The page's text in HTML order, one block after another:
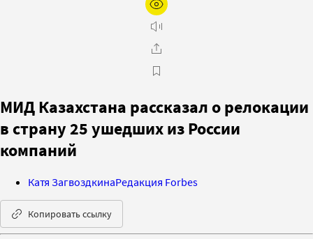
МИД Казахстана рассказал о релокации
в страну 25 ушедших из России
компаний
Катя ЗагвоздкинаРедакция Forbes
Копировать ссылку